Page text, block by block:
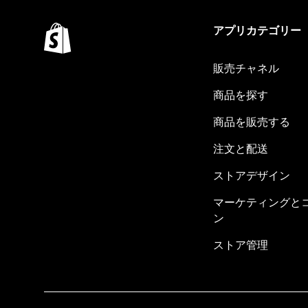
アプリカテゴリー
販売チャネル
商品を探す
商品を販売する
注文と配送
ストアデザイン
マーケティングと
ン
ストア管理